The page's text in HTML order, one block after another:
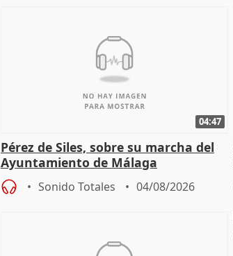
04:47
Pérez de Siles, sobre su marcha del
Ayuntamiento de Málaga
Sonido Totales 04/08/2026